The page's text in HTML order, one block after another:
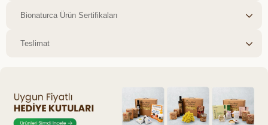
Bionaturca Ürün Sertifikaları
Teslimat